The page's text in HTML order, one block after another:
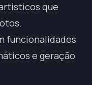
que
funcionalidades
e geração